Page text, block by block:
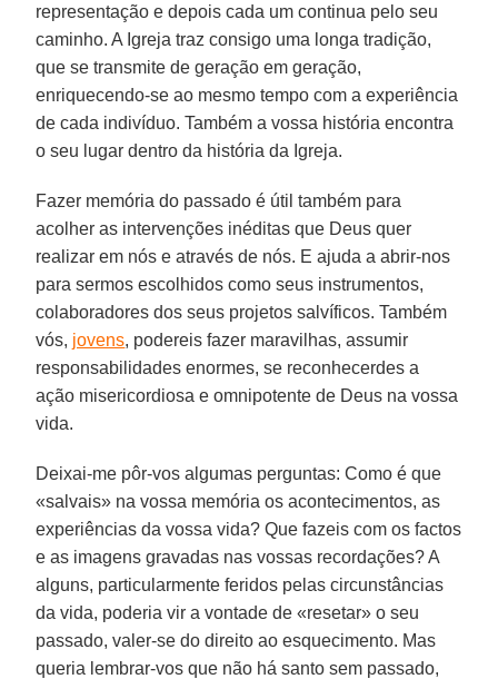
representação e depois cada um continua pelo seu
caminho. A Igreja traz consigo uma longa tradição,
que se transmite de geração em geração,
enriquecendo-se ao mesmo tempo com a experiência
de cada indivíduo. Também a vossa história encontra
o seu lugar dentro da história da Igreja.
Fazer memória do passado é útil também para
acolher as intervenções inéditas que Deus quer
realizar em nós e através de nós. E ajuda a abrir-nos
para sermos escolhidos como seus instrumentos,
colaboradores dos seus projetos salvíficos. Também
vós, jovens, podereis fazer maravilhas, assumir
responsabilidades enormes, se reconhecerdes a
ação misericordiosa e omnipotente de Deus na vossa
vida.
Deixai-me pôr-vos algumas perguntas: Como é que
«salvais» na vossa memória os acontecimentos, as
experiências da vossa vida? Que fazeis com os factos
e as imagens gravadas nas vossas recordações? A
alguns, particularmente feridos pelas circunstâncias
da vida, poderia vir a vontade de «resetar» o seu
passado, valer-se do direito ao esquecimento. Mas
queria lembrar-vos que não há santo sem passado,